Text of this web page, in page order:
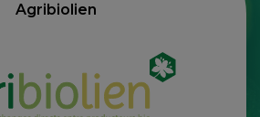
Agribiolien